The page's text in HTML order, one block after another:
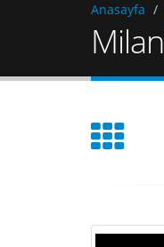
Anasayfa